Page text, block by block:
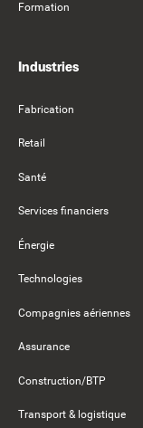
Formation
Industries
Fabrication
Retail
Santé
Services financiers
Énergie
Technologies
Compagnies aériennes
Assurance
Construction/BTP
Transport & logistique